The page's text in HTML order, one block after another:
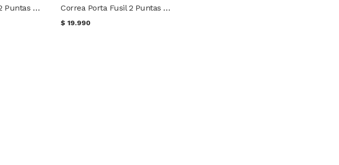
Correa Porta Fusil 2 Puntas Negro Safeguard Armour Correa Porta Fusil 2 Puntas Multicam Safeguard Armour
$19.990